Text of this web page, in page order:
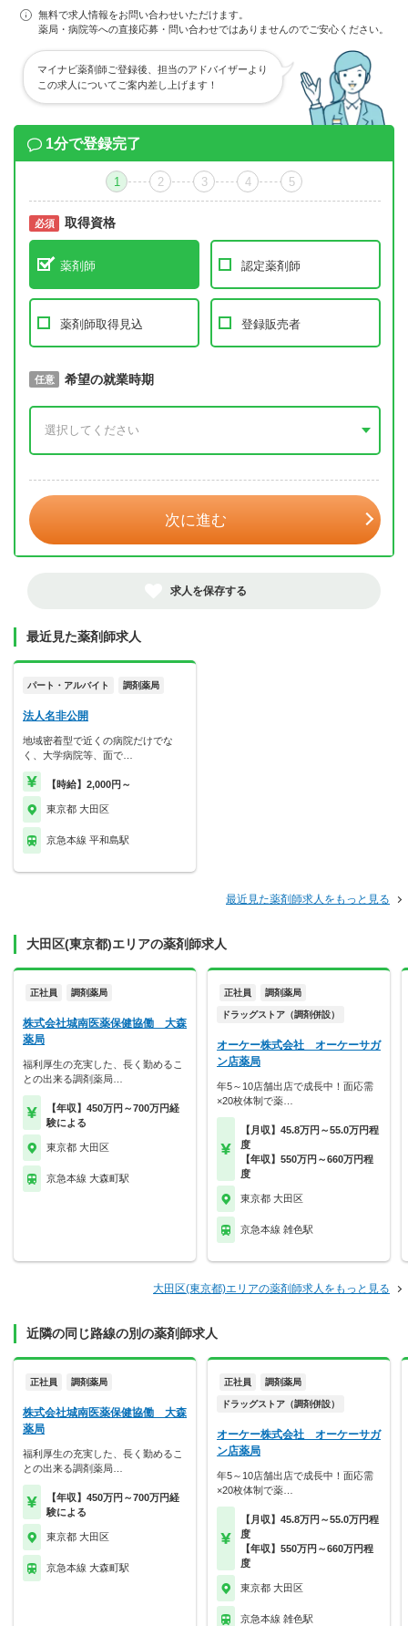
無料で求人情報をお問い合わせいただけます。
薬局・病院等への直接応募・問い合わせではありませんのでご安心ください。
マイナビ薬剤師ご登録後、担当のアドバイザーより
この求人についてご案内差し上げます！
1分で登録完了
1 2 3 4 5
必須 取得資格
薬剤師 認定薬剤師
薬剤師取得見込 登録販売者
必須 取得予定年
任意 希望の就業時期
次に進む
求人を保存する
最近見た薬剤師求人
パート・アルバイト 調剤薬局
法人名非公開
地域密着型で近くの病院だけでな
く、大学病院等、面で…
【時給】2,000円～
東京都 大田区
京急本線 平和島駅
最近見た薬剤師求人をもっと見る
大田区(東京都)エリアの薬剤師求人
正社員 調剤薬局
株式会社城南医薬保健協働 大森
薬局
福利厚生の充実した、長く勤めるこ
との出来る調剤薬局…
【年収】450万円～700万円経
験による
東京都 大田区
京急本線 大森町駅
正社員 調剤薬局
ドラッグストア（調剤併設）
オーケー株式会社 オーケーサガ
ン店薬局
年5～10店舗出店で成長中！面応需
×20枚体制で薬…
【月収】45.8万円～55.0万円程
度
【年収】550万円～660万円程
度
東京都 大田区
京急本線 雑色駅
大田区(東京都)エリアの薬剤師求人をもっと見る
近隣の同じ路線の別の薬剤師求人
正社員 調剤薬局
株式会社城南医薬保健協働 大森
薬局
福利厚生の充実した、長く勤めるこ
との出来る調剤薬局…
【年収】450万円～700万円経
験による
東京都 大田区
京急本線 大森町駅
正社員 調剤薬局
ドラッグストア（調剤併設）
オーケー株式会社 オーケーサガ
ン店薬局
年5～10店舗出店で成長中！面応需
×20枚体制で薬…
【月収】45.8万円～55.0万円程
度
【年収】550万円～660万円程
度
東京都 大田区
京急本線 雑色駅